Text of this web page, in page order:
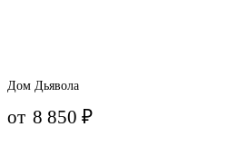
Дом Дьявола
от 8 850₽